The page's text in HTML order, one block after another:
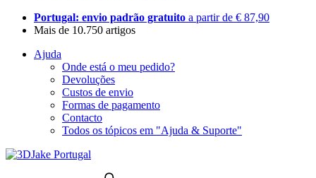
Portugal: envio padrão gratuito a partir de € 87,90
Mais de 10.750 artigos
Ajuda
Onde está o meu pedido?
Devoluções
Custos de envio
Formas de pagamento
Contacto
Todos os tópicos em "Ajuda & Suporte"